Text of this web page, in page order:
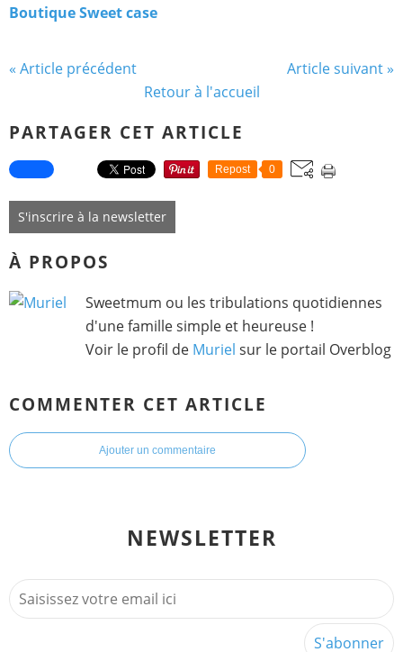
Boutique Sweet case
« Article précédent
Article suivant »
Retour à l'accueil
PARTAGER CET ARTICLE
Repost 0
S'inscrire à la newsletter
À PROPOS
Sweetmum ou les tribulations quotidiennes
d'une famille simple et heureuse !
Voir le profil de Muriel sur le portail Overblog
COMMENTER CET ARTICLE
Ajouter un commentaire
NEWSLETTER